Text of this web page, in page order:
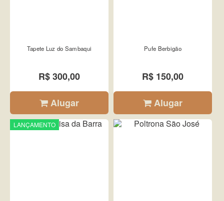
Tapete Luz do Sambaqui
R$ 300,00
Alugar
Pufe Berbigão
R$ 150,00
Alugar
LANÇAMENTO